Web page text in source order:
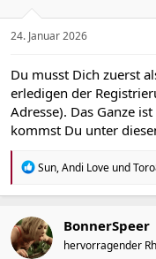
e
n
24. Januar 2026
Du musst Dich zuerst
erledigen der
Adresse). Das Ganze
kommst Du unter
R
a
t
i
o
Sun,Andi Love und
BonnerSpeer
hervorragender